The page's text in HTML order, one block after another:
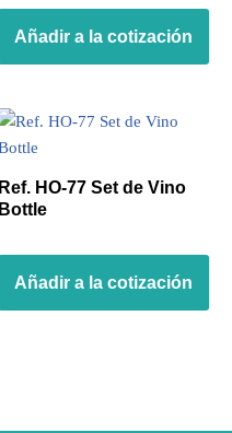
Añadir a la cotización
Ref. HO-77 Set de Vino
Bottle
Añadir a la cotización